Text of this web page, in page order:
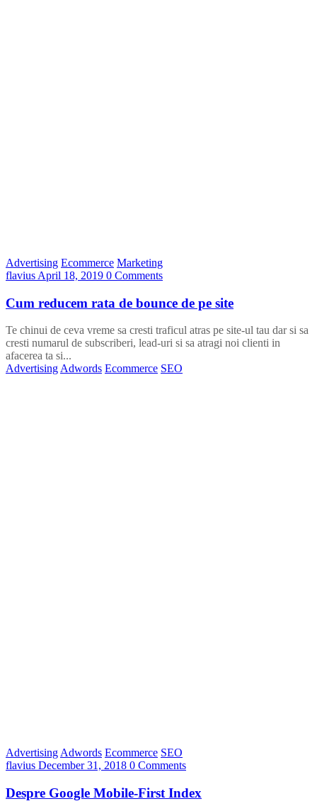
Advertising Ecommerce Marketing
flavius April 18, 2019 0 Comments
Cum reducem rata de bounce de pe site
Te chinui de ceva vreme sa cresti traficul atras pe site-ul tau dar si sa
cresti numarul de subscriberi, lead-uri si sa atragi noi clienti in
afacerea ta si...
Advertising Adwords Ecommerce SEO
Advertising Adwords Ecommerce SEO
flavius December 31, 2018 0 Comments
Despre Google Mobile-First Index